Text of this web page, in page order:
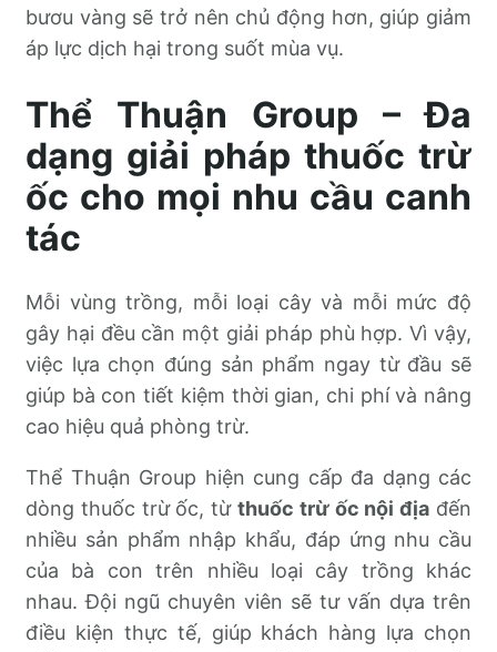
bươu vàng sẽ trở nên chủ động hơn, giúp giảm
áp lực dịch hại trong suốt mùa vụ.
Thể Thuận Group – Đa
dạng giải pháp thuốc trừ
ốc cho mọi nhu cầu canh
tác
Mỗi vùng trồng, mỗi loại cây và mỗi mức độ
gây hại đều cần một giải pháp phù hợp. Vì vậy,
việc lựa chọn đúng sản phẩm ngay từ đầu sẽ
giúp bà con tiết kiệm thời gian, chi phí và nâng
cao hiệu quả phòng trừ.
Thể Thuận Group hiện cung cấp đa dạng các
dòng thuốc trừ ốc, từ thuốc trừ ốc nội địa đến
nhiều sản phẩm nhập khẩu, đáp ứng nhu cầu
của bà con trên nhiều loại cây trồng khác
nhau. Đội ngũ chuyên viên sẽ tư vấn dựa trên
điều kiện thực tế, giúp khách hàng lựa chọn